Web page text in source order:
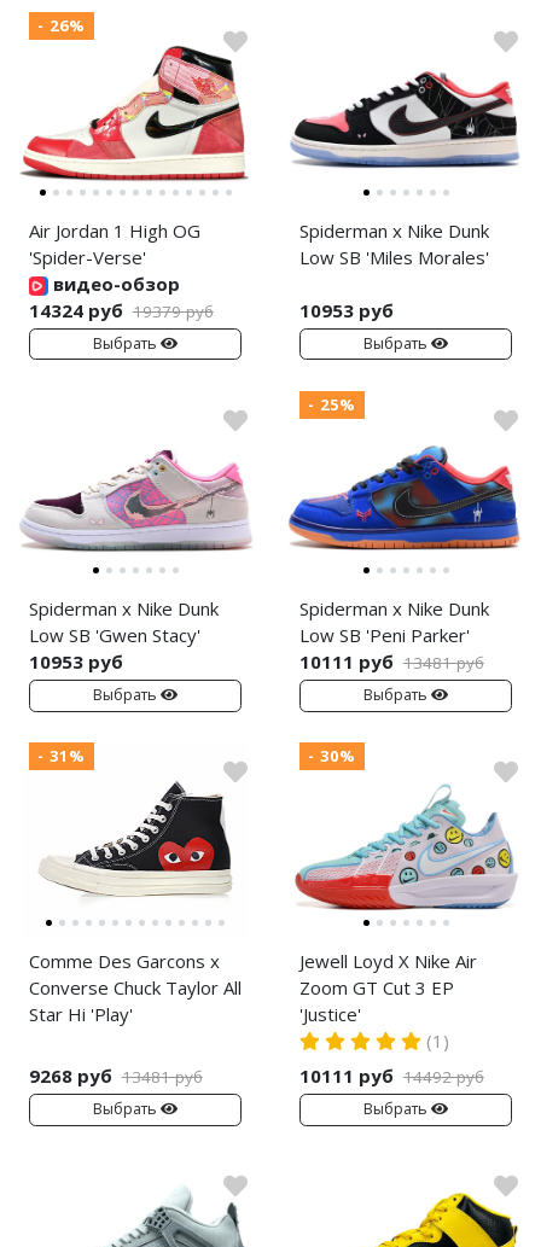
- 26%
Air Jordan 1 High OG
'Spider-Verse'
видео-обзор
14324 руб 19379 руб
Выбрать
Spiderman x Nike Dunk
Low SB 'Miles Morales'
10953 руб
Выбрать
Spiderman x Nike Dunk
Low SB 'Gwen Stacy'
10953 руб
Выбрать
- 25%
Spiderman x Nike Dunk
Low SB 'Peni Parker'
10111 руб 13481 руб
Выбрать
- 31%
Comme Des Garcons x
Converse Chuck Taylor All
Star Hi 'Play'
9268 руб 13481 руб
Выбрать
- 30%
Jewell Loyd X Nike Air
Zoom GT Cut 3 EP
'Justice'
(1)
10111 руб 14492 руб
Выбрать